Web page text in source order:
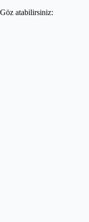
Göz atabilirsiniz: